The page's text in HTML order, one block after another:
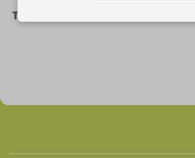
Tücher a Schals